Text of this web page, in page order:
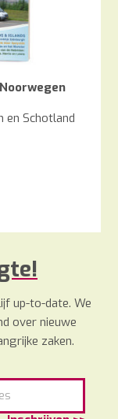
en Schotland
up-to-date. We
over nieuwe
zaken.